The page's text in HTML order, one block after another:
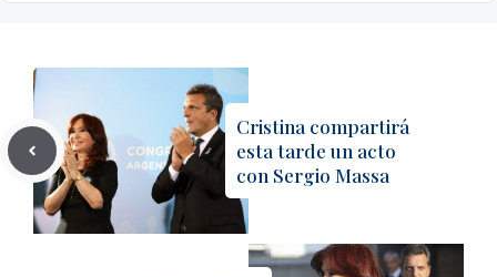
Cristina compartirá
esta tarde un acto
con Sergio Massa